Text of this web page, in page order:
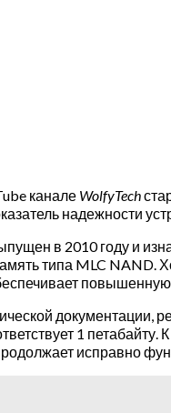
канале WolfyTech
надежности
в 2010 году и
типа MLC NAND.
документации,
1
исправно